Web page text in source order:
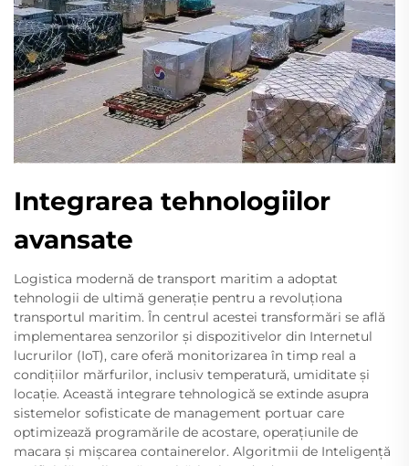
Integrarea tehnologiilor
avansate
Logistica modernă de transport maritim a adoptat
tehnologii de ultimă generație pentru a revoluționa
transportul maritim. În centrul acestei transformări se află
implementarea senzorilor și dispozitivelor din Internetul
lucrurilor (IoT), care oferă monitorizarea în timp real a
condițiilor mărfurilor, inclusiv temperatură, umiditate și
locație. Această integrare tehnologică se extinde asupra
sistemelor sofisticate de management portuar care
optimizează programările de acostare, operațiunile de
macara și mișcarea containerelor. Algoritmii de Inteligență